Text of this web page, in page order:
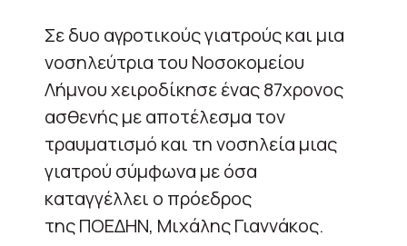
Σε δυο αγροτικούς γιατρούς και μια
νοσηλεύτρια του Νοσοκομείου
Λήμνου χειροδίκησε ένας 87χρονος
ασθενής με αποτέλεσμα τον
τραυματισμό και τη νοσηλεία μιας
γιατρού σύμφωνα με όσα
καταγγέλλει ο πρόεδρος
της ΠΟΕΔΗΝ, Μιχάλης Γιαννάκος.